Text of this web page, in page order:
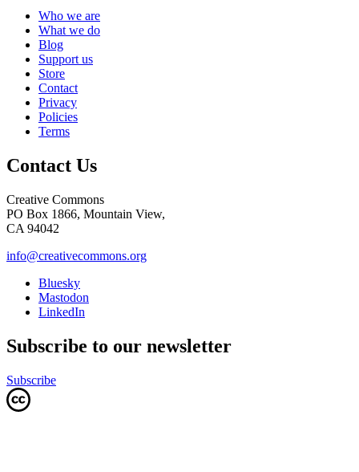
Who we are
What we do
Blog
Support us
Store
Contact
Privacy
Policies
Terms
Contact Us
Creative Commons
PO Box 1866, Mountain View,
CA 94042
info@creativecommons.org
Bluesky
Mastodon
LinkedIn
Subscribe to our newsletter
Subscribe